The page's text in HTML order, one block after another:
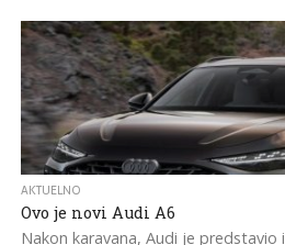
AKTUELNO
Ovo je novi Audi A6
​Nakon karavana, Audi je predstavio